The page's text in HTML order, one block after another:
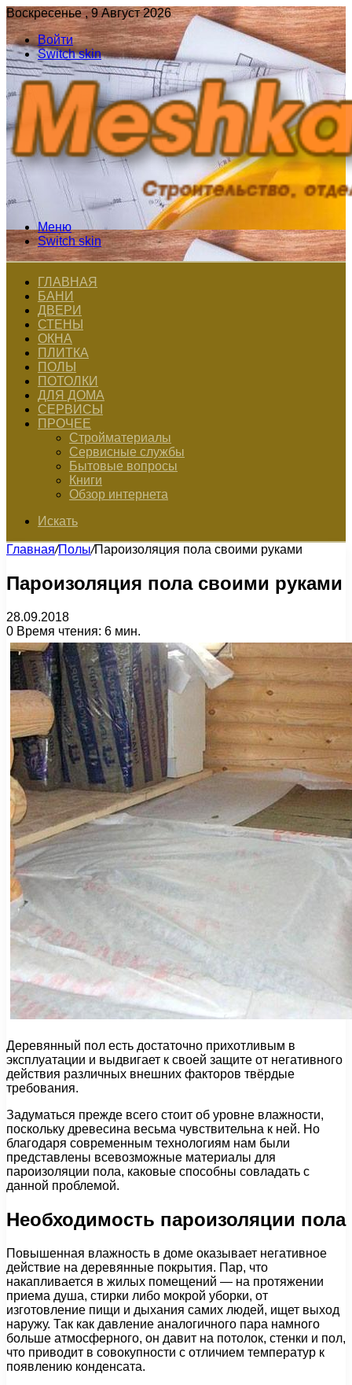
Воскресенье , 9 Август 2026
Войти
Switch skin
Меню
Switch skin
ГЛАВНАЯ
БАНИ
ДВЕРИ
СТЕНЫ
ОКНА
ПЛИТКА
ПОЛЫ
ПОТОЛКИ
ДЛЯ ДОМА
СЕРВИСЫ
ПРОЧЕЕ
Стройматериалы
Сервисные службы
Бытовые вопросы
Книги
Обзор интернета
Искать
Главная/Полы/Пароизоляция пола своими руками
Пароизоляция пола своими руками
28.09.2018
0 Время чтения: 6 мин.
Деревянный пол есть достаточно прихотливым в
эксплуатации и выдвигает к своей защите от негативного
действия различных внешних факторов твёрдые
требования.
Задуматься прежде всего стоит об уровне влажности,
поскольку древесина весьма чувствительна к ней. Но
благодаря современным технологиям нам были
представлены всевозможные материалы для
пароизоляции пола, каковые способны совладать с
данной проблемой.
Необходимость пароизоляции пола
Повышенная влажность в доме оказывает негативное
действие на деревянные покрытия. Пар, что
накапливается в жилых помещений — на протяжении
приема душа, стирки либо мокрой уборки, от
изготовление пищи и дыхания самих людей, ищет выход
наружу. Так как давление аналогичного пара намного
больше атмосферного, он давит на потолок, стенки и пол,
что приводит в совокупности с отличием температур к
появлению конденсата.